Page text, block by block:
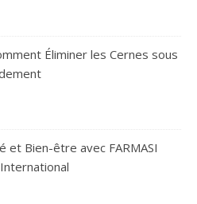
Éliminer les Cernes sous
et Bien-être avec FARMASI
International